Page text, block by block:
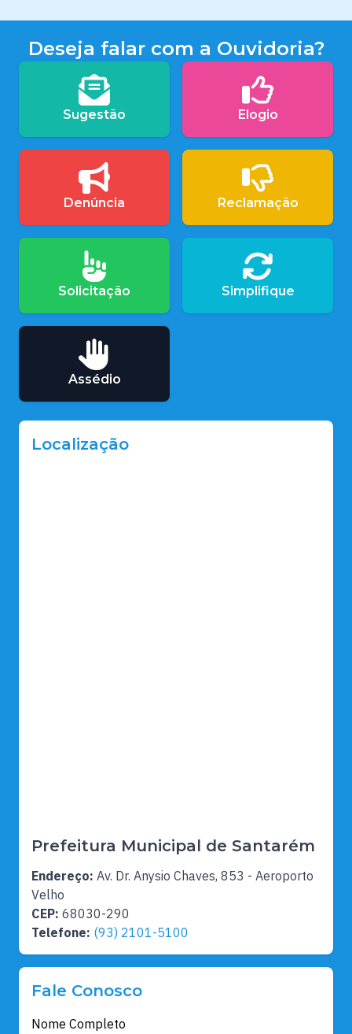
Deseja falar com a Ouvidoria?
Sugestão Elogio
Denúncia Reclamação
Solicitação Simplifique
Assédio
Localização
Prefeitura Municipal de Santarém
Endereço: Av. Dr. Anysio Chaves, 853 - Aeroporto
Velho
CEP: 68030-290
Telefone: (93) 2101-5100
Fale Conosco
Nome Completo